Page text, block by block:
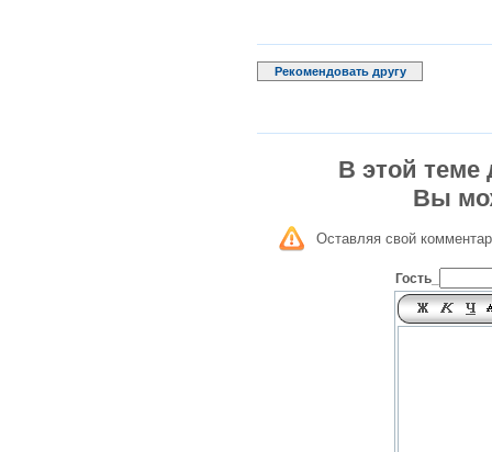
Рекомендовать другу
В этой теме
Вы
Оставляя свой
Гость_